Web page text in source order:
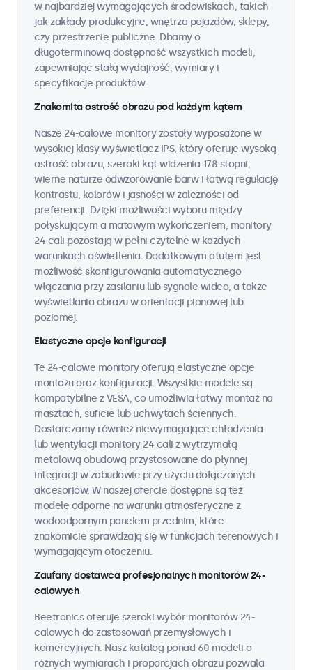
w najbardziej wymagających środowiskach, takich
jak zakłady produkcyjne, wnętrza pojazdów, sklepy,
czy przestrzenie publiczne. Dbamy o
długoterminową dostępność wszystkich modeli,
zapewniając stałą wydajność, wymiary i
specyfikacje produktów.
Znakomita ostrość obrazu pod każdym kątem
Nasze 24-calowe monitory zostały wyposażone w
wysokiej klasy wyświetlacz IPS, który oferuje wysoką
ostrość obrazu, szeroki kąt widzenia 178 stopni,
wierne naturze odwzorowanie barw i łatwą regulację
kontrastu, kolorów i jasności w zależności od
preferencji. Dzięki możliwości wyboru między
połyskującym a matowym wykończeniem, monitory
24 cali pozostają w pełni czytelne w każdych
warunkach oświetlenia. Dodatkowym atutem jest
możliwość skonfigurowania automatycznego
włączania przy zasilaniu lub sygnale wideo, a także
wyświetlania obrazu w orientacji pionowej lub
poziomej.
Elastyczne opcje konfiguracji
Te 24-calowe monitory oferują elastyczne opcje
montażu oraz konfiguracji. Wszystkie modele są
kompatybilne z VESA, co umożliwia łatwy montaż na
masztach, suficie lub uchwytach ściennych.
Dostarczamy również niewymagające chłodzenia
lub wentylacji monitory 24 cali z wytrzymałą
metalową obudową przystosowane do płynnej
integracji w zabudowie przy użyciu dołączonych
akcesoriów. W naszej ofercie dostępne są też
modele odporne na warunki atmosferyczne z
wodoodpornym panelem przednim, które
znakomicie sprawdzają się w funkcjach terenowych i
wymagającym otoczeniu.
Zaufany dostawca profesjonalnych monitorów 24-
calowych
Beetronics oferuje szeroki wybór monitorów 24-
calowych do zastosowań przemysłowych i
komercyjnych. Nasz katalog ponad 60 modeli o
różnych wymiarach i proporcjach obrazu pozwala